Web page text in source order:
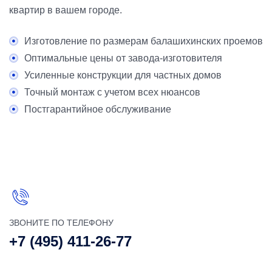
квартир в вашем городе.
Изготовление по размерам балашихинских проемов
Оптимальные цены от завода-изготовителя
Усиленные конструкции для частных домов
Точный монтаж с учетом всех нюансов
Постгарантийное обслуживание
ЗВОНИТЕ ПО ТЕЛЕФОНУ
+7 (495) 411-26-77